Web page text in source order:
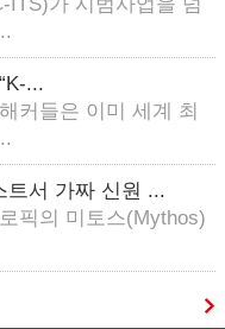
...
커들은 이미 세계 최
트서 가짜 신원 ...
픽의 미토스(Mythos)